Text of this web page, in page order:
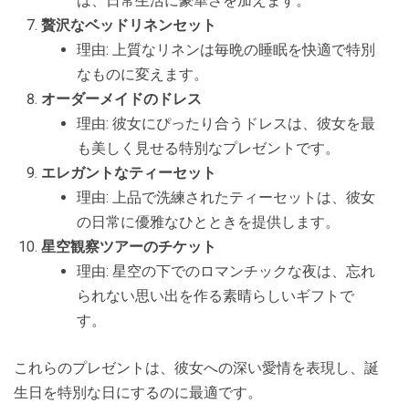
贅沢なベッドリネンセット
理由: 上質なリネンは毎晩の睡眠を快適で特別
なものに変えます。
オーダーメイドのドレス
理由: 彼女にぴったり合うドレスは、彼女を最
も美しく見せる特別なプレゼントです。
エレガントなティーセット
理由: 上品で洗練されたティーセットは、彼女
の日常に優雅なひとときを提供します。
星空観察ツアーのチケット
理由: 星空の下でのロマンチックな夜は、忘れ
られない思い出を作る素晴らしいギフトで
す。
これらのプレゼントは、彼女への深い愛情を表現し、誕
生日を特別な日にするのに最適です。